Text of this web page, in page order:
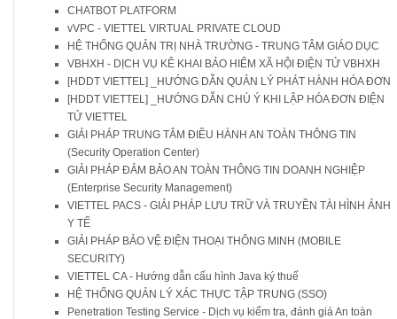
CHATBOT PLATFORM
vVPC - VIETTEL VIRTUAL PRIVATE CLOUD
HỆ THỐNG QUẢN TRỊ NHÀ TRƯỜNG - TRUNG TÂM GIÁO DỤC
VBHXH - DỊCH VỤ KÊ KHAI BẢO HIỂM XÃ HỘI ĐIỆN TỬ VBHXH
[HDDT VIETTEL] _HƯỚNG DẪN QUẢN LÝ PHÁT HÀNH HÓA ĐƠN
[HDDT VIETTEL] _HƯỚNG DẪN CHÚ Ý KHI LẬP HÓA ĐƠN ĐIỆN
TỬ VIETTEL
GIẢI PHÁP TRUNG TÂM ĐIỀU HÀNH AN TOÀN THÔNG TIN
(Security Operation Center)
GIẢI PHÁP ĐẢM BẢO AN TOÀN THÔNG TIN DOANH NGHIỆP
(Enterprise Security Management)
VIETTEL PACS - GIẢI PHÁP LƯU TRỮ VÀ TRUYỀN TÀI HÌNH ẢNH
Y TẾ
GIẢI PHÁP BẢO VỆ ĐIỆN THOẠI THÔNG MINH (MOBILE
SECURITY)
VIETTEL CA - Hướng dẫn cấu hình Java ký thuế
HỆ THỐNG QUẢN LÝ XÁC THỰC TẬP TRUNG (SSO)
Penetration Testing Service - Dịch vụ kiểm tra, đánh giá An toàn